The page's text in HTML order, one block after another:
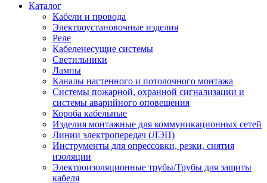
Каталог
Кабели и провода
Электроустановочные изделия
Реле
Кабеленесущие системы
Светильники
Лампы
Каналы настенного и потолочного монтажа
Системы пожарной, охранной сигнализации и
системы аварийного оповещения
Короба кабельные
Изделия монтажные для коммуникационных сетей
Линии электропередач (ЛЭП)
Инструменты для опрессовки, резки, снятия
изоляции
Электроизоляционные трубы/Трубы для защиты
кабеля